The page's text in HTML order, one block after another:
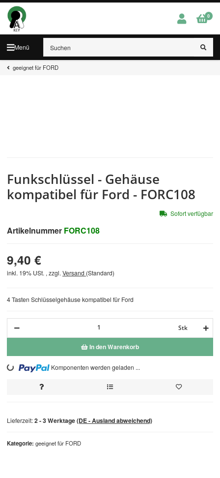
Menü
0
geeignet für FORD
Funkschlüssel - Gehäuse
kompatibel für Ford - FORC108
Artikelnummer FORC108
Kategorie geeignet für FORD
4 Tasten Schlüsselgehäuse kompatibel für Ford
9,40 €
inkl. 19% USt. , zzgl. Versand (Standard)
Stk
In den Warenkorb
Loading... Komponenten werden geladen ...
Sofort verfügbar
Lieferzeit:2 - 3 Werktage(DE - Ausland abweichend)